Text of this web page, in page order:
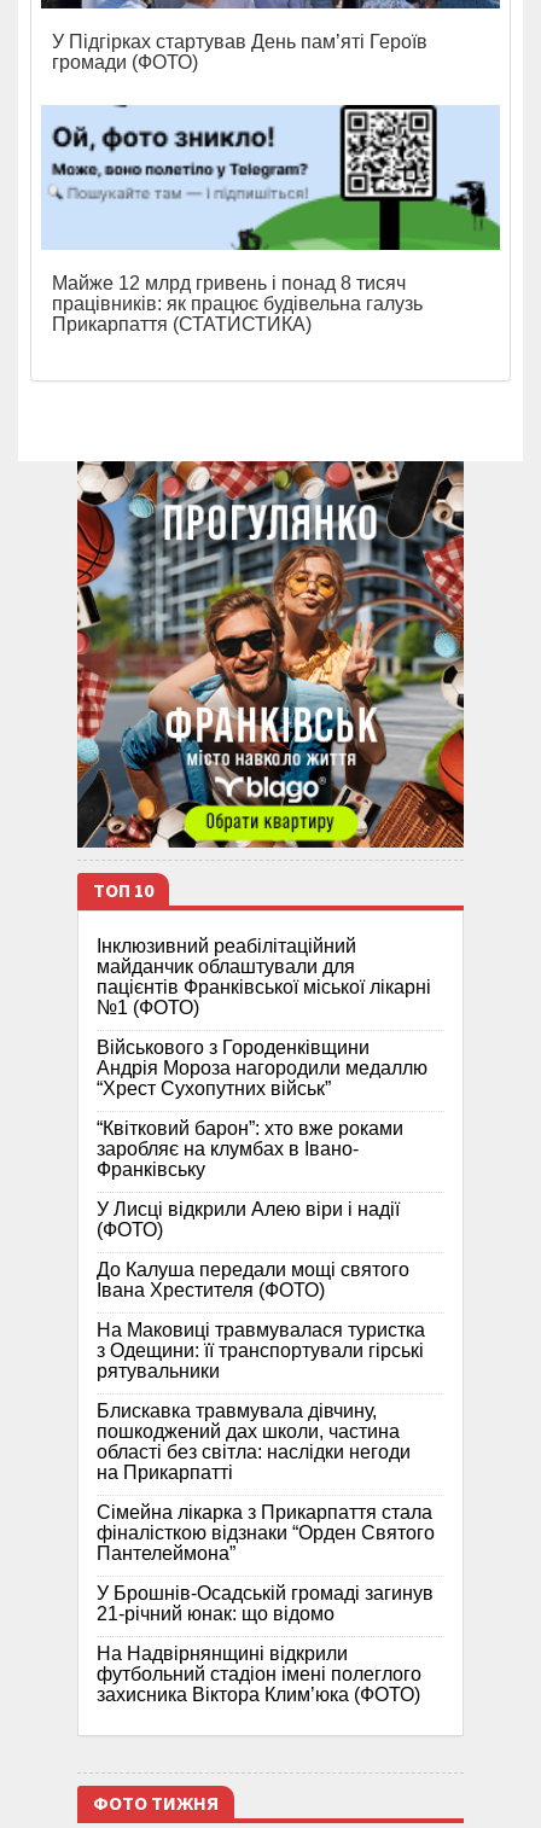
У Підгірках стартував День пам’яті Героїв
громади (ФОТО)
Майже 12 млрд гривень і понад 8 тисяч
працівників: як працює будівельна галузь
Прикарпаття (СТАТИСТИКА)
ТОП 10
Інклюзивний реабілітаційний
майданчик облаштували для
пацієнтів Франківської міської лікарні
№1 (ФОТО)
Військового з Городенківщини
Андрія Мороза нагородили медаллю
“Хрест Сухопутних військ”
“Квітковий барон”: хто вже роками
заробляє на клумбах в Івано-
Франківську
У Лисці відкрили Алею віри і надії
(ФОТО)
До Калуша передали мощі святого
Івана Хрестителя (ФОТО)
На Маковиці травмувалася туристка
з Одещини: її транспортували гірські
рятувальники
Блискавка травмувала дівчину,
пошкоджений дах школи, частина
області без світла: наслідки негоди
на Прикарпатті
Сімейна лікарка з Прикарпаття стала
фіналісткою відзнаки “Орден Святого
Пантелеймона”
У Брошнів-Осадській громаді загинув
21-річний юнак: що відомо
На Надвірнянщині відкрили
футбольний стадіон імені полеглого
захисника Віктора Клим’юка (ФОТО)
ФОТО ТИЖНЯ